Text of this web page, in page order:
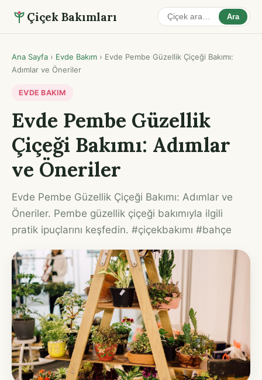
Çiçek Bakımları Ara
Ana Sayfa › Evde Bakım › Evde Pembe Güzellik Çiçeği Bakımı:
Adımlar ve Öneriler
EVDE BAKIM
Evde Pembe Güzellik
Çiçeği Bakımı: Adımlar
ve Öneriler
Evde Pembe Güzellik Çiçeği Bakımı: Adımlar ve
Öneriler. Pembe güzellik çiçeği bakımıyla ilgili
pratik ipuçlarını keşfedin. #çiçekbakımı #bahçe